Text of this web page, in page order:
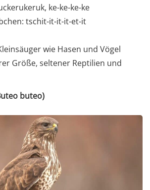
ke-ke-ke-ke
tschit-it-it-it-et-it
wie Hasen und Vögel
Größe, seltener Reptilien und
buteo)